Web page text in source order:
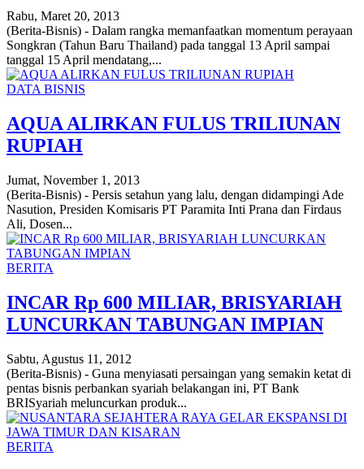
Rabu, Maret 20, 2013
(Berita-Bisnis) - Dalam rangka memanfaatkan momentum perayaan
Songkran (Tahun Baru Thailand) pada tanggal 13 April sampai
tanggal 15 April mendatang,...
DATA BISNIS
AQUA ALIRKAN FULUS TRILIUNAN
RUPIAH
Jumat, November 1, 2013
(Berita-Bisnis) - Persis setahun yang lalu, dengan didampingi Ade
Nasution, Presiden Komisaris PT Paramita Inti Prana dan Firdaus
Ali, Dosen...
BERITA
INCAR Rp 600 MILIAR, BRISYARIAH
LUNCURKAN TABUNGAN IMPIAN
Sabtu, Agustus 11, 2012
(Berita-Bisnis) - Guna menyiasati persaingan yang semakin ketat di
pentas bisnis perbankan syariah belakangan ini, PT Bank
BRISyariah meluncurkan produk...
BERITA